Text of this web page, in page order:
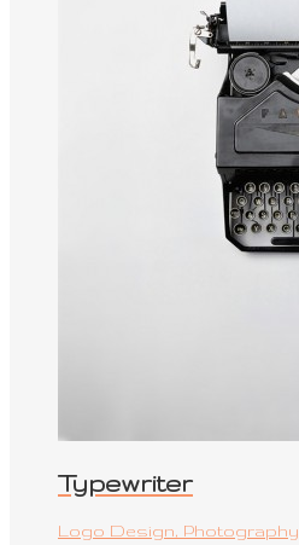
Typewriter
Logo Design, Photography